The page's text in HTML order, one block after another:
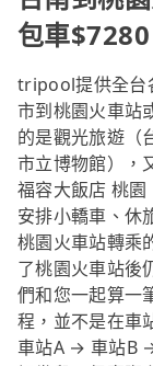
包車$7280
tripool提供全台
市到桃園火車站
的是觀光旅遊（
市立博物館），
福容大飯店 桃
安排小轎車、休
桃園火車站轉乘
了桃園火車站後
們和您一起算一
程，並不是在車
車站A → 車站B